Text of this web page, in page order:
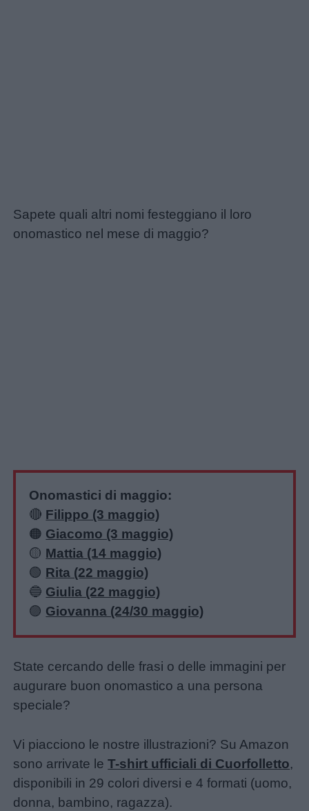
Sapete quali altri nomi festeggiano il loro
onomastico nel mese di maggio?
Onomastici di maggio:
🔴 Filippo (3 maggio)
🟠 Giacomo (3 maggio)
🟡 Mattia (14 maggio)
🟢 Rita (22 maggio)
🔵 Giulia (22 maggio)
🟣 Giovanna (24/30 maggio)
State cercando delle frasi o delle immagini per
augurare buon onomastico a una persona
speciale?
Vi piacciono le nostre illustrazioni? Su Amazon
sono arrivate leT-shirt ufficiali di Cuorfolletto,
disponibili in 29 colori diversi e 4 formati (uomo,
donna, bambino, ragazza).